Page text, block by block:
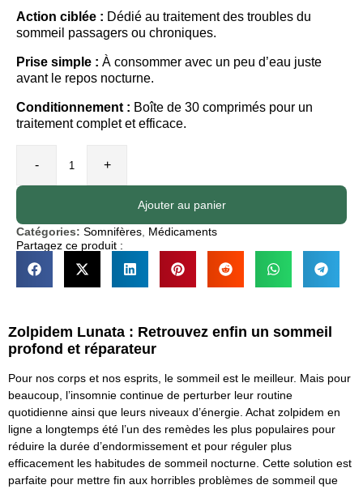
Action ciblée : Dédié au traitement des troubles du
sommeil passagers ou chroniques.
Prise simple : À consommer avec un peu d’eau juste
avant le repos nocturne.
Conditionnement : Boîte de 30 comprimés pour un
traitement complet et efficace.
- +
Ajouter au panier
Catégories: Somnifères Médicaments
Partagez ce produit :
Zolpidem Lunata : Retrouvez enfin un sommeil
profond et réparateur
Pour nos corps et nos esprits, le sommeil est le meilleur. Mais pour
beaucoup, l’insomnie continue de perturber leur routine
quotidienne ainsi que leurs niveaux d’énergie. Achat zolpidem en
ligne a longtemps été l’un des remèdes les plus populaires pour
réduire la durée d’endormissement et pour réguler plus
efficacement les habitudes de sommeil nocturne. Cette solution est
parfaite pour mettre fin aux horribles problèmes de sommeil que